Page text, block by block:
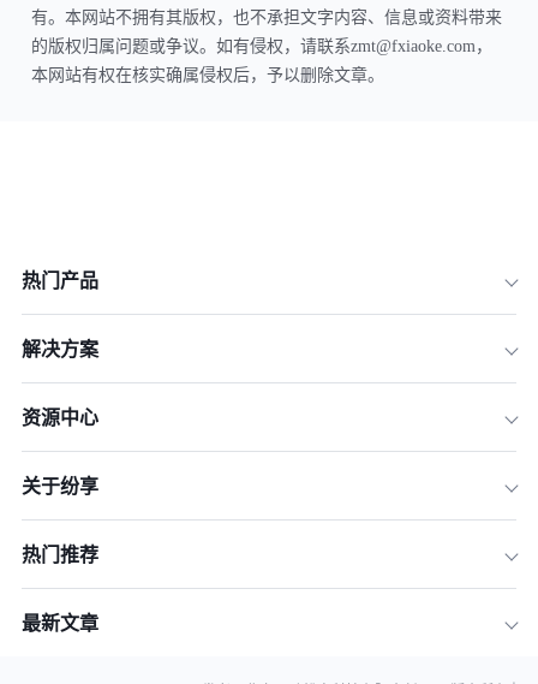
有。本网站不拥有其版权，也不承担文字内容、信息或资料带来
的版权归属问题或争议。如有侵权，请联系zmt@fxiaoke.com，
本网站有权在核实确属侵权后，予以删除文章。
热门产品
解决方案
资源中心
关于纷享
热门推荐
最新文章